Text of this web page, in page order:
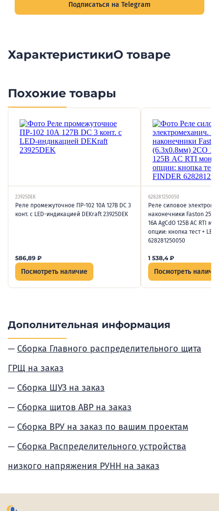
Подписаться на Telegram
ХарактеристикиО товаре
Похожие товары
23925DEK
Реле промежуточное ПР-102 10А 127В DC 3
конт. с LED-индикацией DEKraft 23925DEK
586,89 ₽
Посмотреть наличие
628281250050
Реле силовое
наконечники Faston 250
16А AgCdO 125В AC RTI
опции: кнопка тест + LED
628281250050
1 538,4₽
Посмотреть
Дополнительная информация
Сборка Главного распределительного щита
ГРЩ на заказ
Сборка ШУЗ на заказ
Сборка щитов АВР на заказ
Сборка ВРУ на заказ по вашим проектам
Сборка Распределительного устройства
низкого напряжения РУНН на заказ